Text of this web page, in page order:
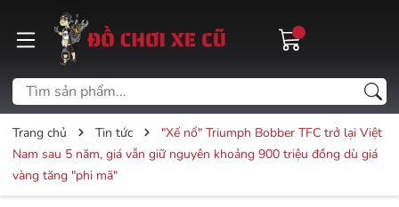
Trang chủ Tin tức
"Xế nổ" Triumph Bobber TFC trở lại Việt
Nam sau 5 năm, giá vẫn giữ nguyên khoảng 900 triệu đồng dù giá
vàng tăng "phi mã"